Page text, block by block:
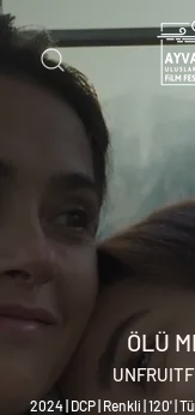
ÖLÜ
2024 | DCP | Renkli | 120' |